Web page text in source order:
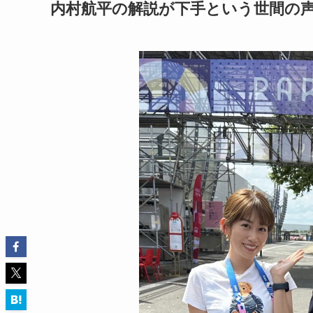
内村航平の解説が下手という世間の